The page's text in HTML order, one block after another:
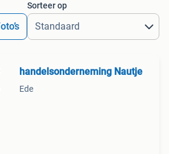
Sorteer op
handelsonderneming Nautje
Ede